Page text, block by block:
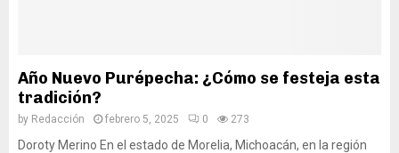
Año Nuevo Purépecha: ¿Cómo se festeja esta
tradición?
by Redacción febrero 5, 2025 0 273
Doroty Merino En el estado de Morelia, Michoacán, en la región